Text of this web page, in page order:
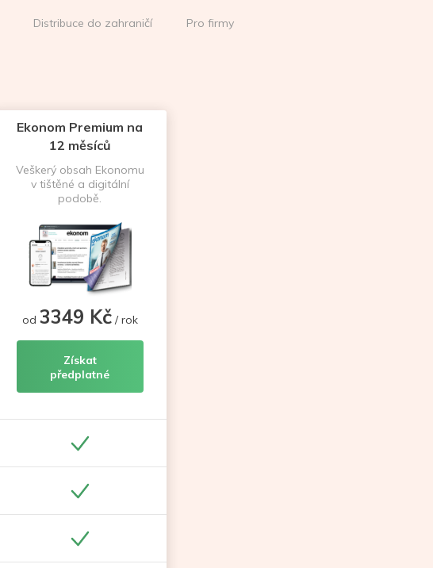
Distribuce do zahraničí Pro firmy
Ekonom Premium na
12 měsíců
Veškerý obsah Ekonomu
v tištěné a digitální
podobě.
od 3349 Kč/ rok
Získat
předplatné